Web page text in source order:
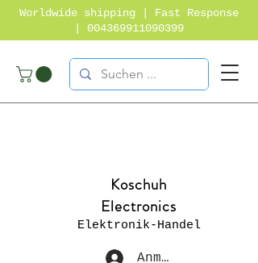
Worldwide shipping | Fast Response
004369911090399
Koschuh
Electronics
Elektronik-Handel
Anmelden